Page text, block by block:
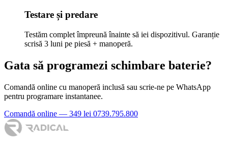
Testare și predare
Testăm complet împreună înainte să iei dispozitivul. Garanție
scrisă 3 luni pe piesă + manoperă.
Gata să programezi schimbare baterie?
Comandă online cu manoperă inclusă sau scrie-ne pe WhatsApp
pentru programare instantanee.
Comandă online — 349 lei 0739.795.800